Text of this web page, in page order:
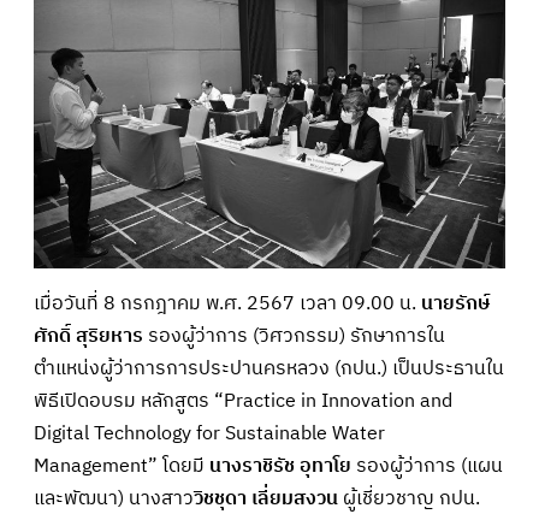
เมื่อวันที่ 8 กรกฎาคม พ.ศ. 2567 เวลา 09.00 น. นายรักษ์
ศักดิ์ สุริยหาร รองผู้ว่าการ (วิศวกรรม) รักษาการใน
ตำแหน่งผู้ว่าการการประปานครหลวง (กปน.) เป็นประธานใน
พิธีเปิดอบรม หลักสูตร “Practice in Innovation and
Digital Technology for Sustainable Water
Management” โดยมี นางราชิรัช อุทาโย รองผู้ว่าการ (แผน
และพัฒนา) นางสาววิชชุดา เลี่ยมสงวนผู้เชี่ยวชาญ กปน.